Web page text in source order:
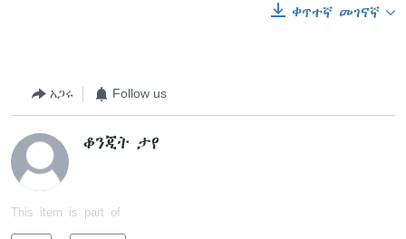
ቀጥተኛ መገናኛ
አጋሩ Follow us
ቆንጂት ታየ
This item is part of